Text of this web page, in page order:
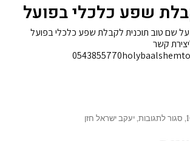
לקבלת
שפע
כלכלי
בפועל
שפע כלכלי בפועל
שם טוב תוכנית לקבלת שפע כלכלי בפועל
קשר
סגור לתגובות
על
יעקב ישראל חזן